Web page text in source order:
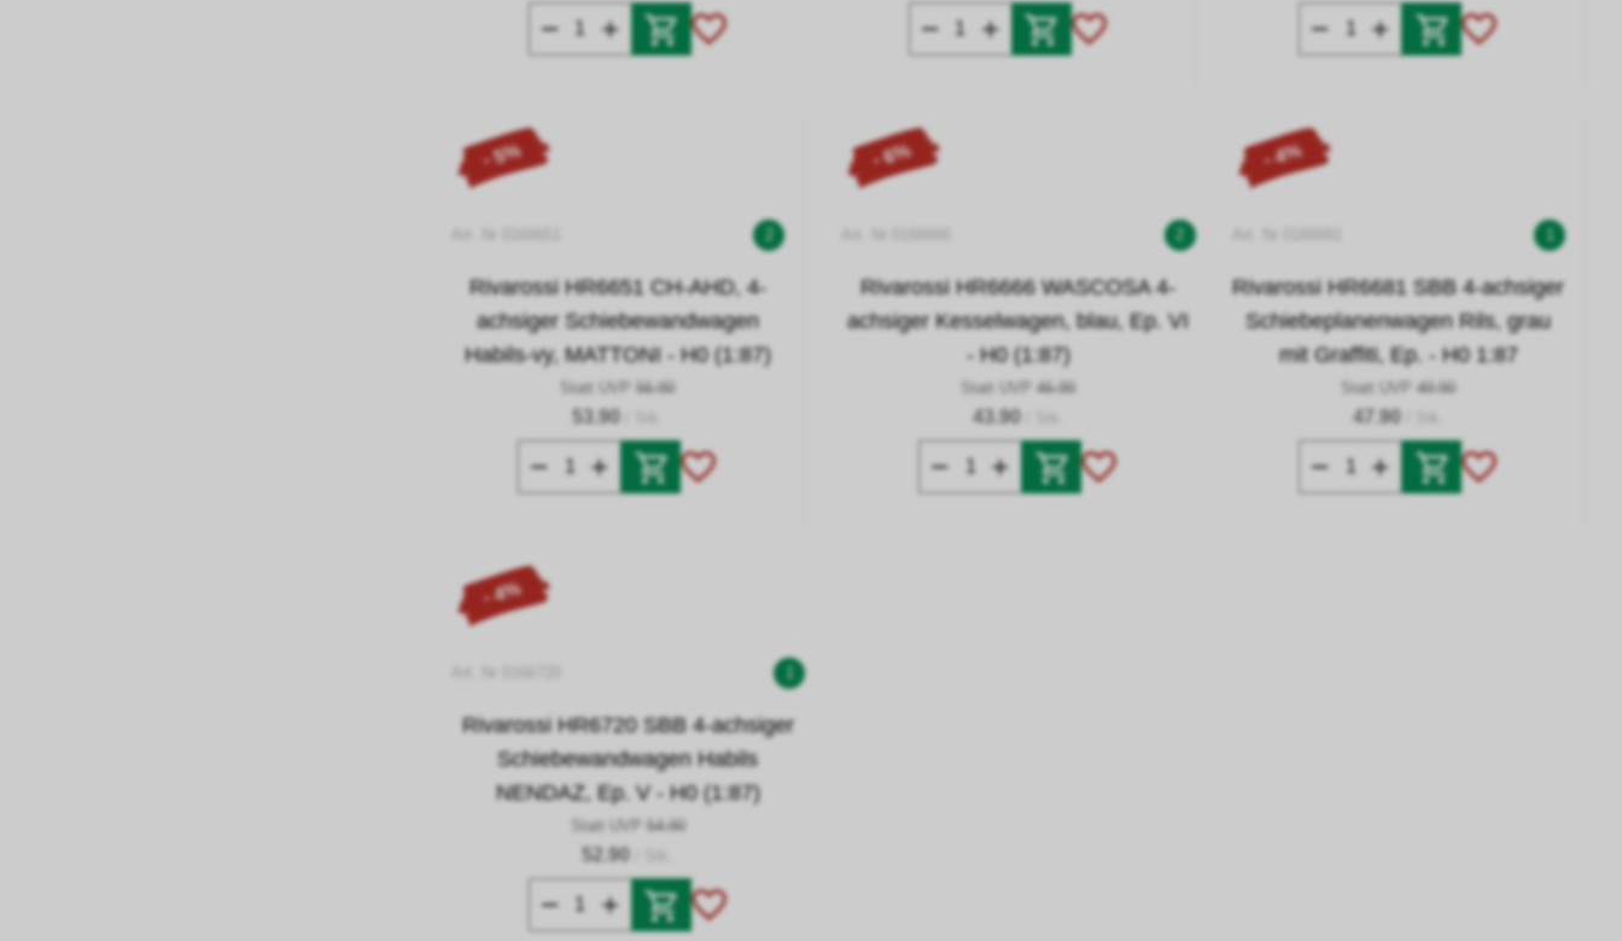
- 5%
Rivarossi HR6651 CH-AHD, 4-
achsiger Schiebewandwagen
Habils-vy, MATTONI - H0 (1:87)
Statt UVP 56.90
53.90
- 6%
Rivarossi HR6666 WASCOSA 4-
achsiger Kesselwagen, blau, Ep. VI
- H0 (1:87)
Statt UVP 46.90
43.90
- 4%
Rivarossi HR6681 SBB 4-achsiger
Schiebeplanenwagen Rils, grau
mit Graffiti, Ep. - H0 1:87
Statt UVP 49.90
47.90
- 4%
Rivarossi HR6720 SBB 4-achsiger
Schiebewandwagen Habils
NENDAZ, Ep. V - H0 (1:87)
Statt UVP 54.90
52.90